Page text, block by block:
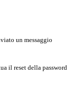
un messaggio
il reset della password